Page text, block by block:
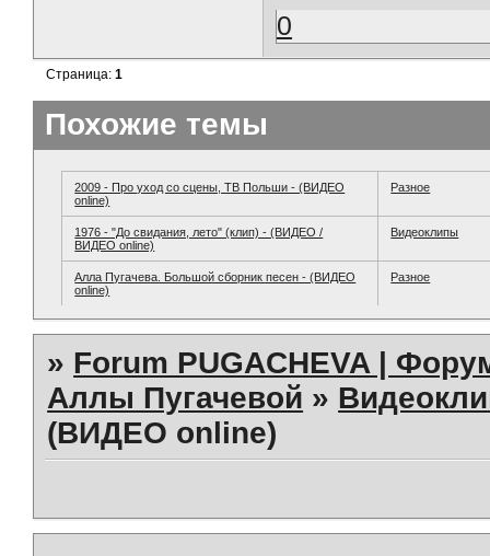
0
Страница:1
Похожие темы
2009 - Про уход со сцены, ТВ Польши - (ВИДЕО
online)
Разное
1976 - "До свидания, лето" (клип) - (ВИДЕО /
ВИДЕО online)
Видеоклипы
Алла Пугачева. Большой сборник песен - (ВИДЕО
online)
Разное
» Forum PUGACHEVA |
Аллы Пугачевой »
(ВИДЕО online)